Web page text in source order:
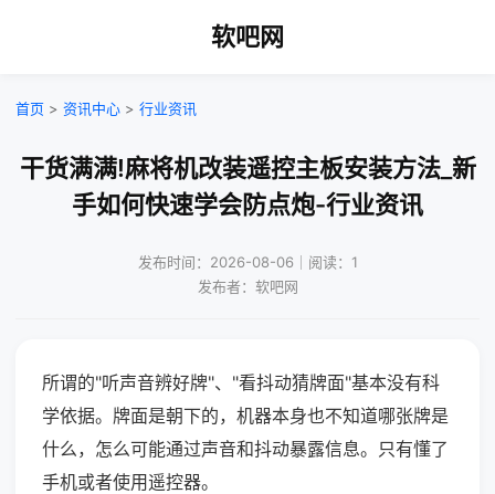
软吧网
首页 > 资讯中心 > 行业资讯
干货满满!麻将机改装遥控主板安装方法_新
手如何快速学会防点炮-行业资讯
发布时间：2026-08-06｜阅读：1
发布者：软吧网
所谓的"听声音辨好牌"、"看抖动猜牌面"基本没有科
学依据。牌面是朝下的，机器本身也不知道哪张牌是
什么，怎么可能通过声音和抖动暴露信息。只有懂了
手机或者使用遥控器。